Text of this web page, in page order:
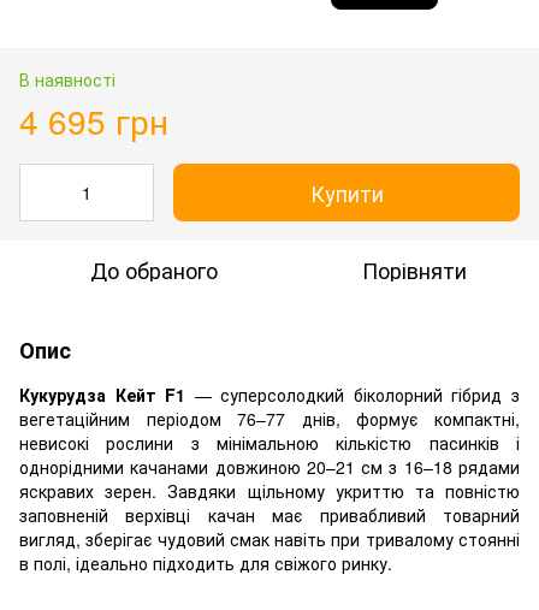
В наявності
4 695 грн
Купити
До обраного Порівняти
Опис
Кукурудза Кейт F1 — суперсолодкий біколорний гібрид з
вегетаційним періодом 76–77 днів, формує компактні,
невисокі рослини з мінімальною кількістю пасинків і
однорідними качанами довжиною 20–21 см з 16–18 рядами
яскравих зерен. Завдяки щільному укриттю та повністю
заповненій верхівці качан має привабливий товарний
вигляд, зберігає чудовий смак навіть при тривалому стоянні
в полі, ідеально підходить для свіжого ринку.